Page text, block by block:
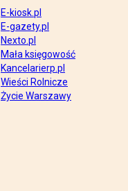
E-kiosk.pl
E-gazety.pl
Nexto.pl
Mała księgowość
Kancelarierp.pl
Wieści Rolnicze
Życie Warszawy